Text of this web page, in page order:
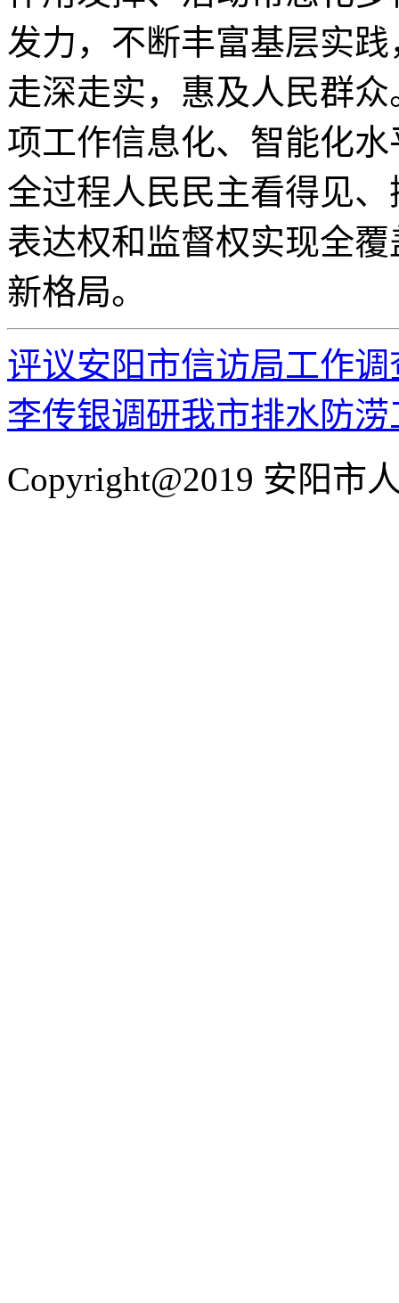
发力，不断丰富基层实
走深走实，惠及人民群
项工作信息化、智能化
全过程人民民主看得见
表达权和监督权实现全
新格局。
评议安阳市信访局工作调
李传银调研我市排水防涝
Copyright@2019 安阳市